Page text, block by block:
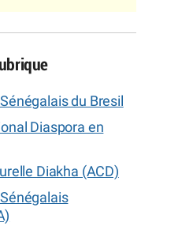
du Bresil
Diaspora en
Diakha (ACD)